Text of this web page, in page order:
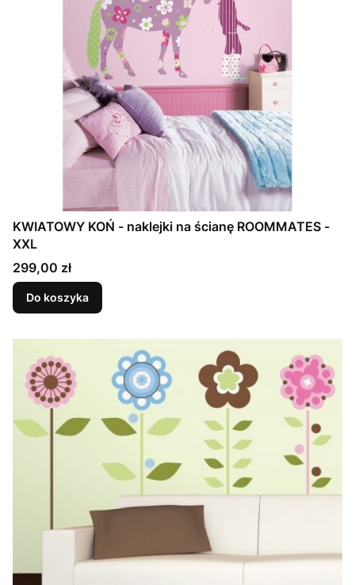
KWIATOWY KOŃ - naklejki na ścianę ROOMMATES -
XXL
Cena
299,00 zł
Do koszyka